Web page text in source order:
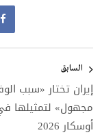
المقالات
السابق
إيران تختار «سبب
مجهول» لتمثيلها
أوسكار 2026